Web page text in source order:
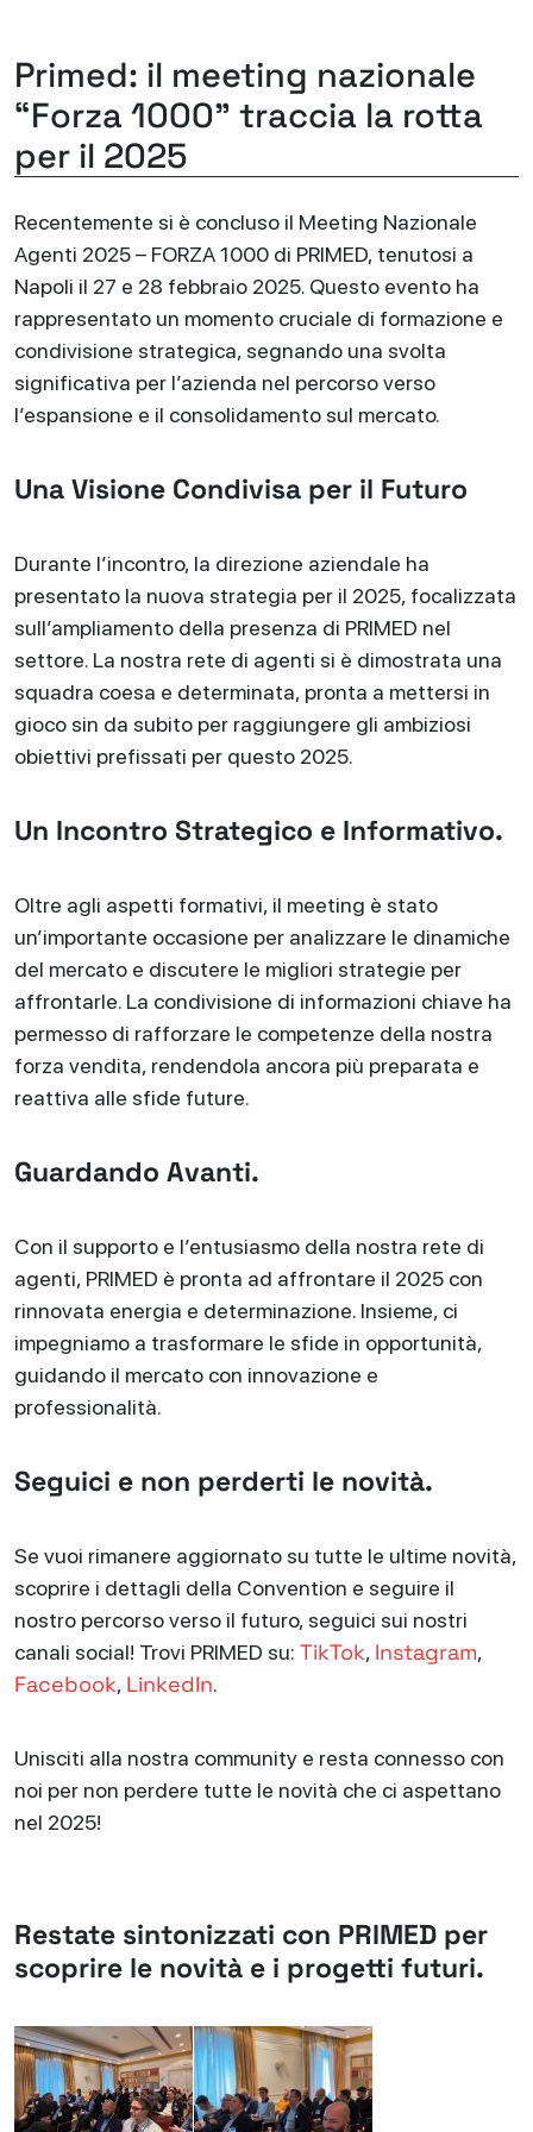
Primed: il meeting nazionale
“Forza 1000” traccia la rotta
per il 2025
Recentemente si è concluso il Meeting Nazionale
Agenti 2025 – FORZA 1000 di PRIMED, tenutosi a
Napoli il 27 e 28 febbraio 2025. Questo evento ha
rappresentato un momento cruciale di formazione e
condivisione strategica, segnando una svolta
significativa per l’azienda nel percorso verso
l’espansione e il consolidamento sul mercato.
Una Visione Condivisa per il Futuro
Durante l’incontro, la direzione aziendale ha
presentato la nuova strategia per il 2025, focalizzata
sull’ampliamento della presenza di PRIMED nel
settore. La nostra rete di agenti si è dimostrata una
squadra coesa e determinata, pronta a mettersi in
gioco sin da subito per raggiungere gli ambiziosi
obiettivi prefissati per questo 2025.
Un Incontro Strategico e Informativo.
Oltre agli aspetti formativi, il meeting è stato
un’importante occasione per analizzare le dinamiche
del mercato e discutere le migliori strategie per
affrontarle. La condivisione di informazioni chiave ha
permesso di rafforzare le competenze della nostra
forza vendita, rendendola ancora più preparata e
reattiva alle sfide future.
Guardando Avanti.
Con il supporto e l’entusiasmo della nostra rete di
agenti, PRIMED è pronta ad affrontare il 2025 con
rinnovata energia e determinazione. Insieme, ci
impegniamo a trasformare le sfide in opportunità,
guidando il mercato con innovazione e
professionalità.
Seguici e non perderti le novità.
Se vuoi rimanere aggiornato su tutte le ultime novità,
scoprire i dettagli della Convention e seguire il
nostro percorso verso il futuro, seguici sui nostri
canali social! Trovi PRIMED su: TikTok, Instagram,
Facebook, LinkedIn.
Unisciti alla nostra community e resta connesso con
noi per non perdere tutte le novità che ci aspettano
nel 2025!
Restate sintonizzati con PRIMED per
scoprire le novità e i progetti futuri.